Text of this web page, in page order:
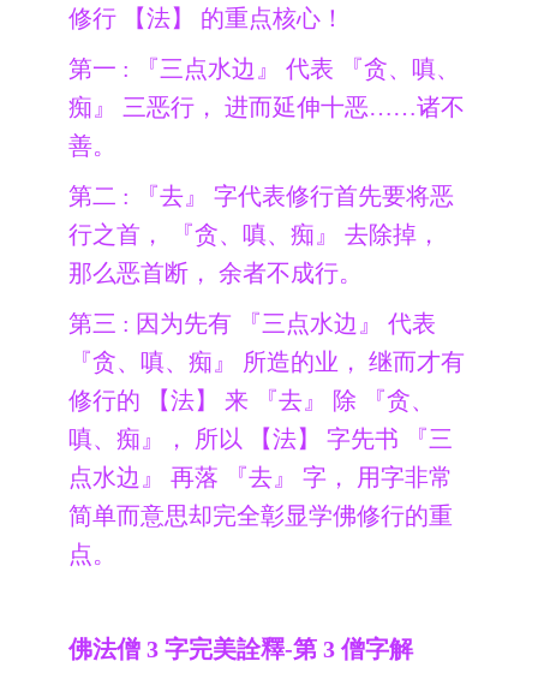
修行 【法】 的重点核心！
第一 : 『三点水边』 代表 『贪、嗔、
痴』 三恶行， 进而延伸十恶……诸不
善。
第二 : 『去』 字代表修行首先要将恶
行之首， 『贪、嗔、痴』 去除掉，
那么恶首断， 余者不成行。
第三 : 因为先有 『三点水边』 代表
『贪、嗔、痴』 所造的业， 继而才有
修行的 【法】 来 『去』 除 『贪、
嗔、痴』， 所以 【法】 字先书 『三
点水边』 再落 『去』 字， 用字非常
简单而意思却完全彰显学佛修行的重
点。
佛法僧 3 字完美詮釋-第 3 僧字解